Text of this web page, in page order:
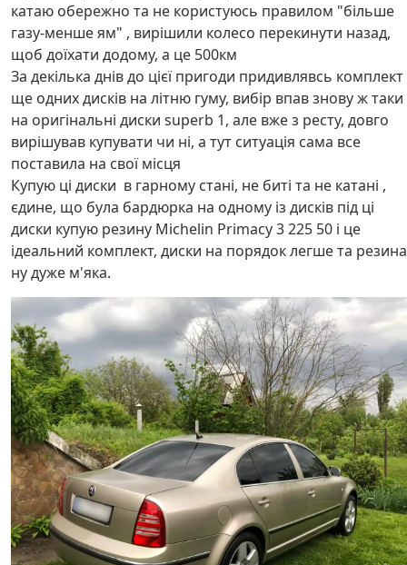
катаю обережно та не користуюсь правилом "більше
газу-менше ям" , вирішили колесо перекинути назад,
щоб доїхати додому, а це 500км
За декілька днів до цієї пригоди придивлявсь комплект
ще одних дисків на літню гуму, вибір впав знову ж таки
на оригінальні диски superb 1, але вже з ресту, довго
вирішував купувати чи ні, а тут ситуація сама все
поставила на свої місця
Купую ці диски в гарному стані, не биті та не катані ,
єдине, що була бардюрка на одному із дисків під ці
диски купую резину Michelin Primacy 3 225 50 і це
ідеальний комплект, диски на порядок легше та резина
ну дуже м'яка.